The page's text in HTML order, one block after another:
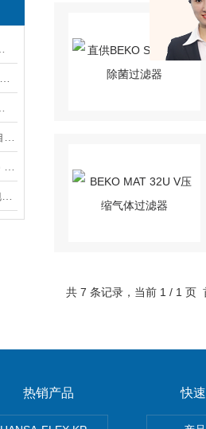
共 7 条记录，当前 1 / 1
热销产品 快